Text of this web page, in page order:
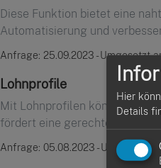
Diese Funktion bietet eine
Automatisierung und
Anfrage: 25.09.2023 - Umgesetzt
Lohnprofile
Mit Lohnprofilen können
fördert eine gerechte und
Anfrage: 05.08.2023 - Umgesetzt
Hier
Details